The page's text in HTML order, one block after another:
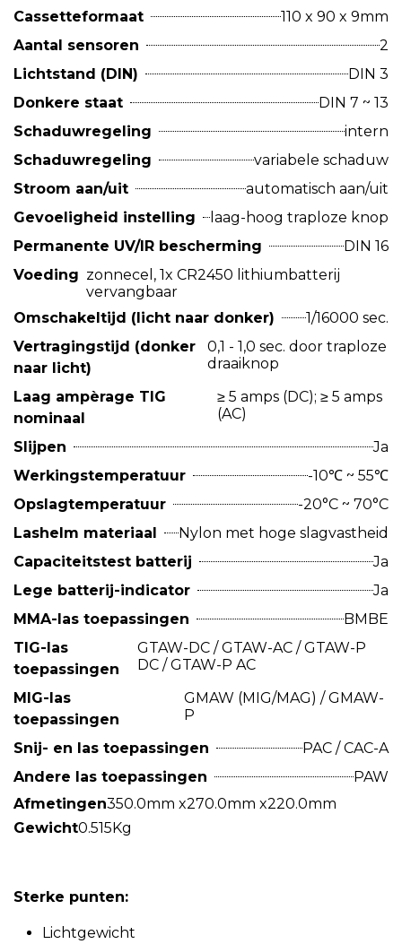
Cassetteformaat
110 x 90 x 9mm
Aantal sensoren
2
Lichtstand (DIN)
DIN 3
Donkere staat
DIN 7 ~ 13
Schaduwregeling
intern
Schaduwregeling
variabele schaduw
Stroom aan/uit
automatisch aan/uit
Gevoeligheid instelling
laag-hoog traploze knop
Permanente UV/IR bescherming
DIN 16
Voeding zonnecel, 1x CR2450 lithiumbatterij
vervangbaar
Omschakeltijd (licht naar donker)
1/16000 sec.
Vertragingstijd (donker
naar licht)
0,1 - 1,0 sec. door traploze
draaiknop
Laag ampèrage TIG
nominaal
≥ 5 amps (DC); ≥ 5 amps
(AC)
Slijpen
Ja
Werkingstemperatuur
-10℃ ~ 55℃
Opslagtemperatuur
-20°C ~ 70°C
Lashelm materiaal
Nylon met hoge slagvastheid
Capaciteitstest batterij
Ja
Lege batterij-indicator
Ja
MMA-las toepassingen
BMBE
TIG-las
toepassingen
GTAW-DC / GTAW-AC / GTAW-P
DC / GTAW-P AC
MIG-las
toepassingen
GMAW (MIG/MAG) / GMAW-
P
Snij- en las toepassingen
PAC / CAC-A
Andere las toepassingen
PAW
Afmetingen350.0mm x270.0mm x220.0mm
Gewicht0.515Kg
Sterke punten:
Lichtgewicht